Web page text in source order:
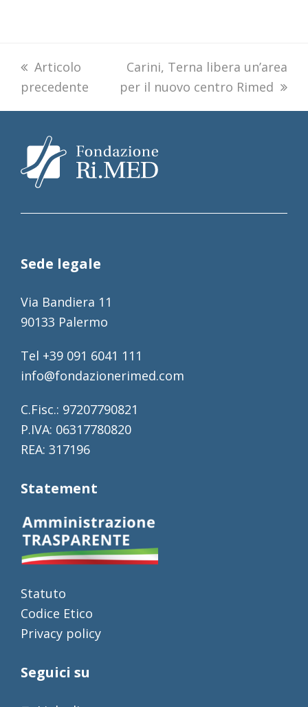
previous
post:
Articolo
precedente
next
post:
Carini, Terna libera un’area
per il nuovo centro Rimed
Sede legale
Via Bandiera 11
90133 Palermo
Tel +39 091 6041 111
info@fondazionerimed.com
C.Fisc.: 97207790821
P.IVA: 06317780820
REA: 317196
Statement
Statuto
Codice Etico
Privacy policy
Seguici su